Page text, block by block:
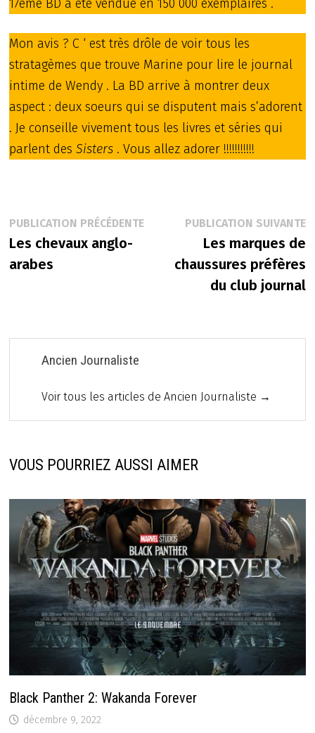
17ème BD a été vendue en 150 000 exemplaires .
Mon avis ? C ‘ est très drôle de voir tous les
stratagèmes que trouve Marine pour lire le journal
intime de Wendy . La BD arrive à montrer deux
aspect : deux soeurs qui se disputent mais s’adorent
. Je conseille vivement tous les livres et séries qui
parlent desSisters . Vous allez adorer !!!!!!!!!!!
Navigation
de
PUBLICATION PRÉCÉDENTEPublication
précédente :
Les chevaux anglo-
arabes
PUBLICATION SUIVANTE
Les marques de
chaussures préfères
du club journal
Ancien Journaliste
Voir tous les articles de Ancien Journaliste →
VOUS POURRIEZ AUSSI AIMER
Black Panther 2: Wakanda Forever
décembre 9, 2022